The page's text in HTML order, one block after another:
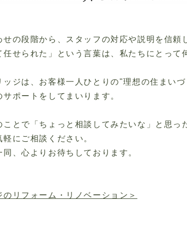
せの段階から、スタッフの対応や説明を信頼
任せられた」という言葉は、私たちにとって
ッジは、お客様一人ひとりの"理想の住まいづ
サポートをしてまいります。
ことで「ちょっと相談してみたいな」と思っ
軽にご相談ください。
同、心よりお待ちしております。
のリフォーム・リノベーション＞